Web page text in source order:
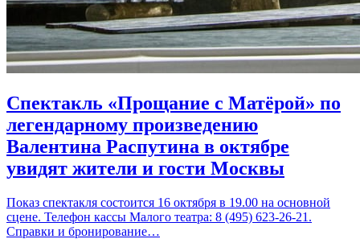
Спектакль «Прощание с Матёрой» по
легендарному произведению
Валентина Распутина в октябре
увидят жители и гости Москвы
Показ спектакля состоится 16 октября в 19.00 на основной
сцене. Телефон кассы Малого театра: 8 (495) 623-26-21.
Справки и бронирование…